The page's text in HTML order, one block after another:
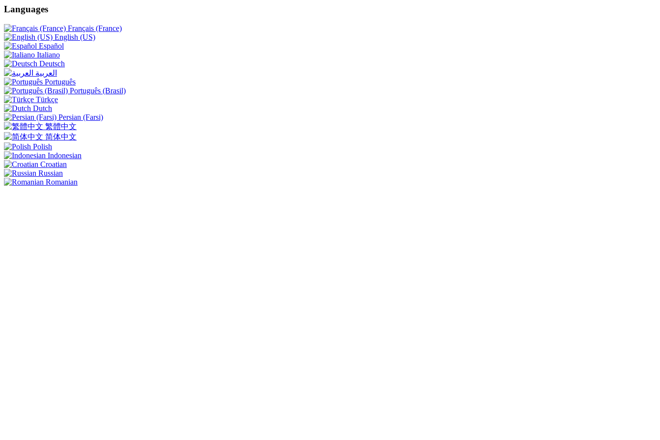
Languages
Français (France)
English (US)
Español
Italiano
Deutsch
العربية
Português
Português (Brasil)
Türkçe
Dutch
Persian (Farsi)
繁體中文
简体中文
Polish
Indonesian
Croatian
Russian
Romanian